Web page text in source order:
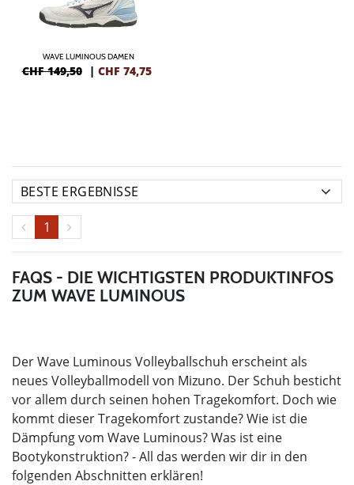
WAVE LUMINOUS DAMEN
CHF 149,50 | CHF 74,75
1
FAQS - DIE WICHTIGSTEN PRODUKTINFOS
ZUM WAVE LUMINOUS
Der Wave Luminous Volleyballschuh erscheint als
neues Volleyballmodell von Mizuno. Der Schuh besticht
vor allem durch seinen hohen Tragekomfort. Doch wie
kommt dieser Tragekomfort zustande? Wie ist die
Dämpfung vom Wave Luminous? Was ist eine
Bootykonstruktion? - All das werden wir dir in den
folgenden Abschnitten erklären!